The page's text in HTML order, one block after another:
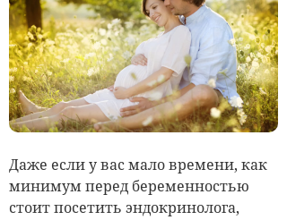
Даже если у вас мало времени, как
минимум перед беременностью
стоит посетить эндокринолога,